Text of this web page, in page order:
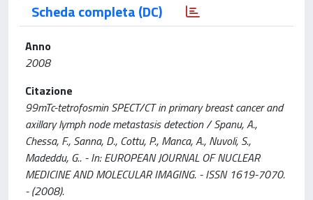
Scheda completa (DC)
Anno
2008
Citazione
99mTc-tetrofosmin SPECT/CT in primary breast cancer and
axillary lymph node metastasis detection / Spanu, A.,
Chessa, F., Sanna, D., Cottu, P., Manca, A., Nuvoli, S.,
Madeddu, G.. - In: EUROPEAN JOURNAL OF NUCLEAR
MEDICINE AND MOLECULAR IMAGING. - ISSN 1619-7070.
- (2008).